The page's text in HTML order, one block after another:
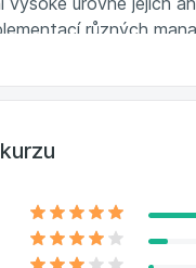
různých
je také
Kirkpatrickův
které měří